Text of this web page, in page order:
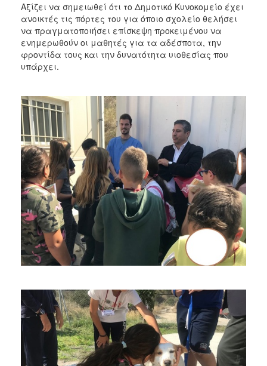
Αξίζει να σημειωθεί ότι το Δημοτικό Κυνοκομείο έχει
ανοικτές τις πόρτες του για όποιο σχολείο θελήσει
να πραγματοποιήσει επίσκεψη προκειμένου να
ενημερωθούν οι μαθητές για τα αδέσποτα, την
φροντίδα τους και την δυνατότητα υιοθεσίας που
υπάρχει.